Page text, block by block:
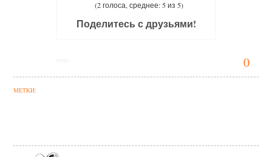
0
(2 голоса, среднее: 5 из 5)
Поделитесь с друзьями!
МЕТКИ: